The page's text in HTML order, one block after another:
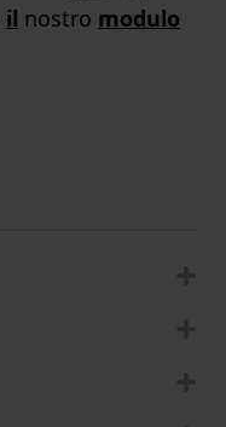
il nostro modulo